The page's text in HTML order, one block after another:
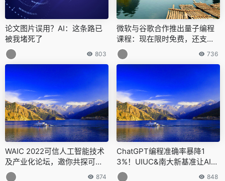
论文图片误用？AI：这条路已
被我堵死了
803
微软与谷歌合作推出量子编程
课程：现在限时免费，还支持P
ython
736
WAIC 2022可信人工智能技术
及产业化论坛，邀你共探可信A
I技术对产业发展的保障
874
ChatGPT编程准确率暴降1
3%！UIUC&南大新基准让AI代
码现原形了
848